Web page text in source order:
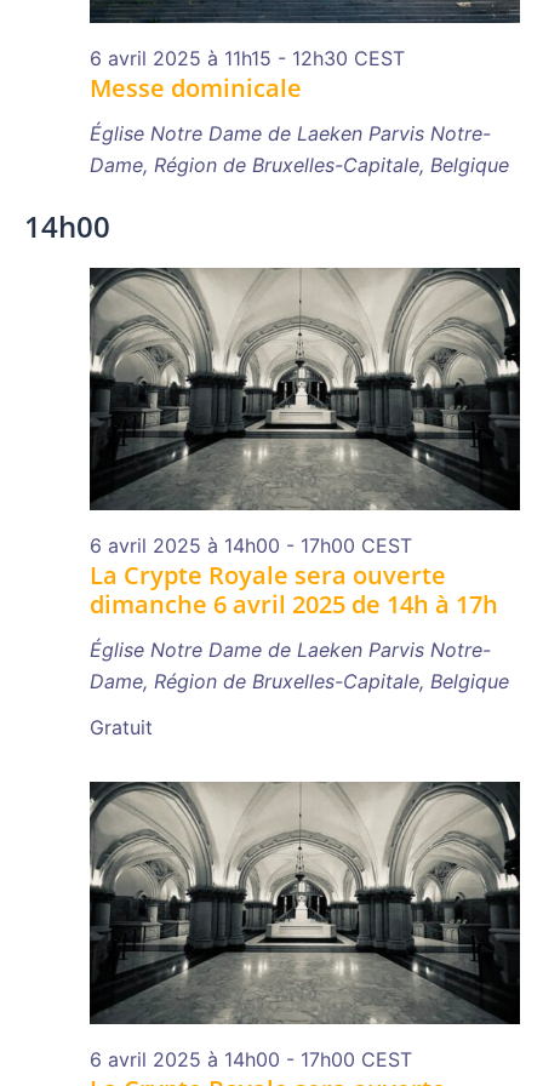
Messe dominicale
6 avril 2025 à 11h15 - 12h30 CEST
Église Notre Dame de Laeken Parvis Notre-
Dame, Région de Bruxelles-Capitale, Belgique
14h00
La Crypte Royale sera ouverte
dimanche 6 avril 2025 de 14h à 17h
6 avril 2025 à 14h00 - 17h00 CEST
Église Notre Dame de Laeken Parvis Notre-
Dame, Région de Bruxelles-Capitale, Belgique
Gratuit
6 avril 2025 à 14h00 - 17h00 CEST